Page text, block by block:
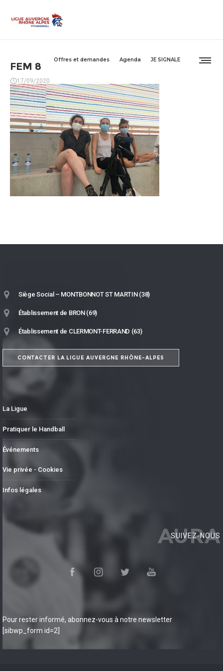
Offres et demandes Agenda JE SIGNALE
FEM 8
17/09/2020
Siège Social – MONTBONNOT ST MARTIN (38)
Établissement de BRON (69)
Établissement de CLERMONT-FERRAND (63)
CONTACTER LA LIGUE AUVERGNE RHÔNE-ALPES
La Ligue
Pratiquer le Handball
Événements
Vie privée - Cookies
Infos légales
AURA
SUIVEZ-NOUS
Pour rester informé, abonnez-vous à notre newsletter
[sibwp_form id=2]